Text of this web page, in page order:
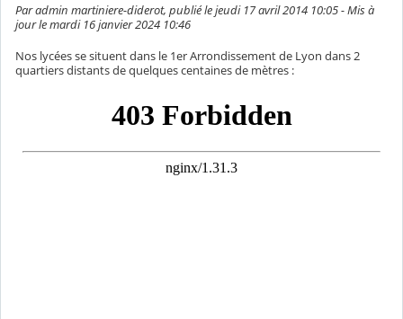
Par admin martiniere-diderot, publié le jeudi 17 avril 2014 10:05 - Mis à
jour le mardi 16 janvier 2024 10:46
Nos lycées se situent dans le 1er Arrondissement de Lyon dans 2
quartiers distants de quelques centaines de mètres :